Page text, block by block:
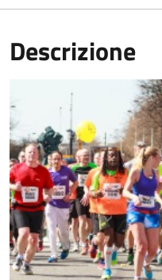
Descrizione